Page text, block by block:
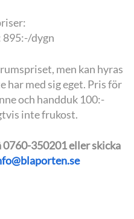
dygn
men kan hyras
har med sig eget. Pris för
och handduk 100:-
inte frukost.
0760-350201 eller skicka